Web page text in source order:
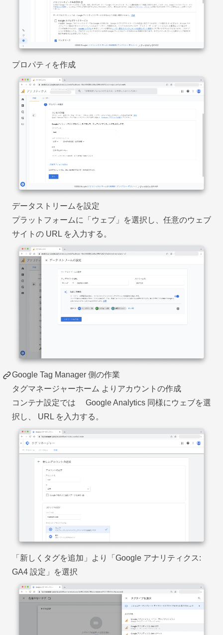
プロパティを作成
データストリームを設定
プラットフォームに「ウェブ」を選択し、任意のウェブ
サイトの URL を入力する。
Google Tag Manager 側の作業
タグマネージャーホーム よりアカウントの作成
コンテナ設定では Google Analytics 同様にウェブを選
択し、 URL を入力する。
「新しくタグを追加」より「Google アナリティクス:
GA4 設定」を選択